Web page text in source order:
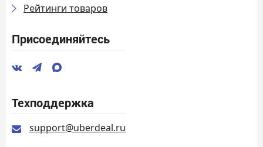
Рейтинги товаров
Присоединяйтесь
Техподдержка
support@uberdeal.ru